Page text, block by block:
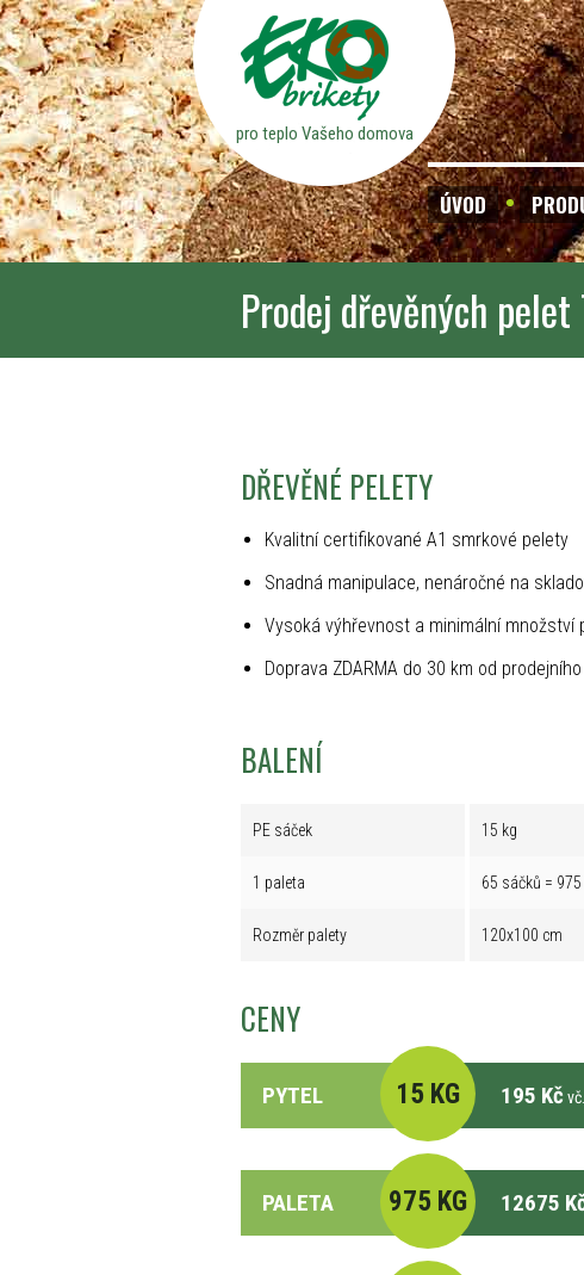
pro teplo Vašeho domova
ÚVOD
Prodej dřevěných
DŘEVĚNÉ PELETY
Kvalitní certifikované A1 smrkové pelety
Snadná manipulace, nenáročné na
Vysoká výhřevnost a minimální množství
Doprava ZDARMA do 30 km od
BALENÍ
PE sáček 15 kg
1 paleta 65 sáčků = 975
Rozměr palety 120x100 cm
CENY
PYTEL 15 KG 195 Kč
PALETA 975 KG 12675